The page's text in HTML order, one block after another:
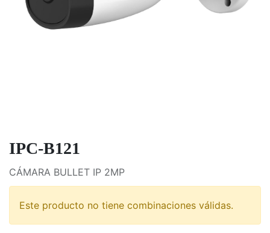
IPC-B121
CÁMARA BULLET IP 2MP
Este producto no tiene combinaciones válidas.